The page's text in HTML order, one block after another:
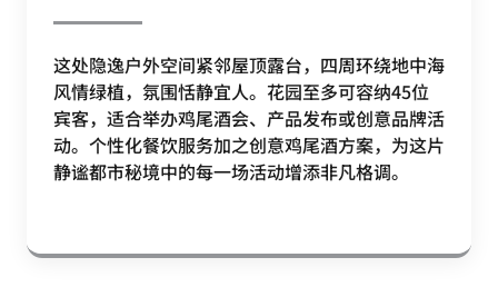
这处隐逸户外空间紧邻屋顶露台，四周环绕地中海
风情绿植，氛围恬静宜人。花园至多可容纳45位
宾客，适合举办鸡尾酒会、产品发布或创意品牌活
动。个性化餐饮服务加之创意鸡尾酒方案，为这片
静谧都市秘境中的每一场活动增添非凡格调。